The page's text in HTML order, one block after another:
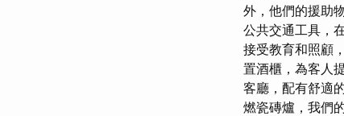
外，他們的援助
公共交通工具，
接受教育和照顧
置酒櫃，為客人
客廳，配有舒適
燃瓷磚爐，我們